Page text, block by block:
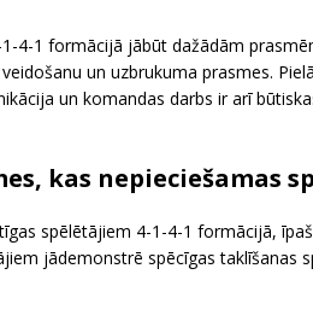
4-1 formācijā jābūt dažādām
un uzbrukuma prasmes.
un komandas darbs ir arī
kas nepieciešamas
spēlētājiem 4-1-4-1 formācijā,
jādemonstrē spēcīgas taklīšanas